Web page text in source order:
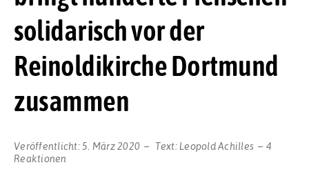
solidarisch vor der
Reinoldikirche Dortmund
zusammen
Veröffentlicht:5. März 2020 Text:Leopold Achilles
4
Reaktionen